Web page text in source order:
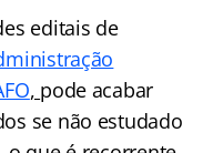
editais de
, pode acabar
se não estudado